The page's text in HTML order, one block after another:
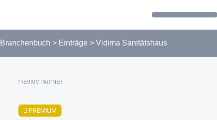
Branchenbuch > Einträge > Vidima Sanitätshaus
PREMIUM-PARTNER
PREMIUM